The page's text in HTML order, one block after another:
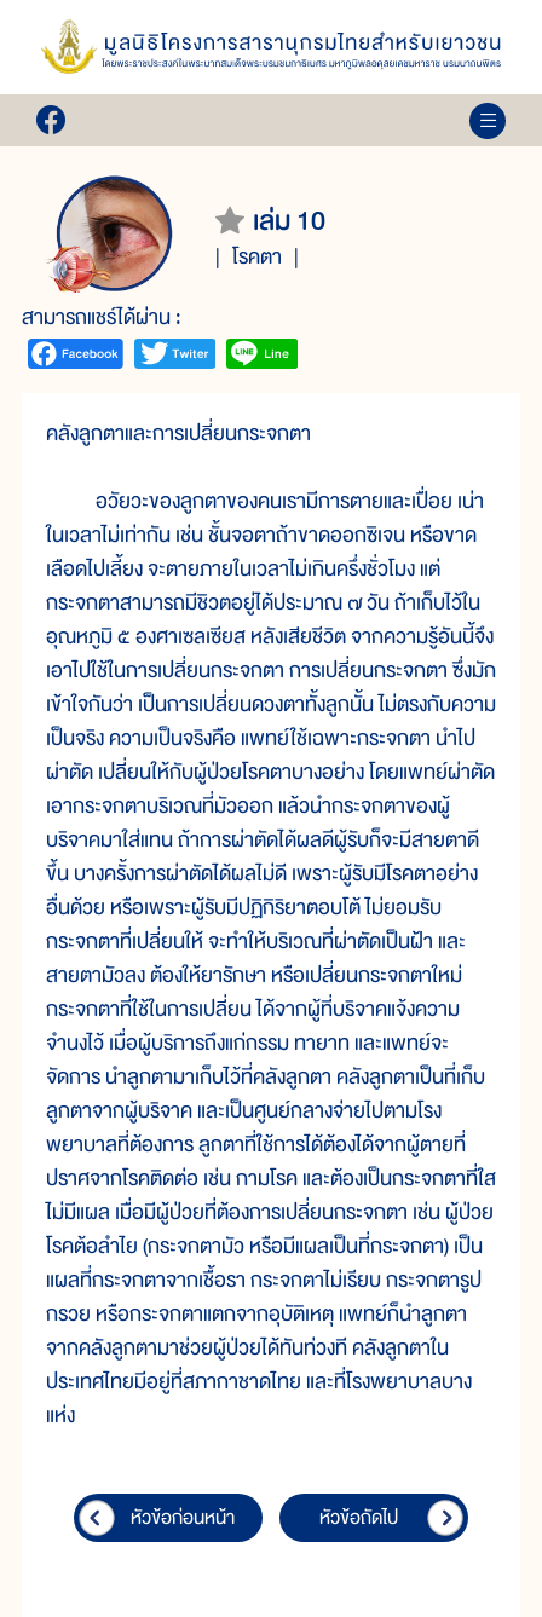
เล่ม 10
โรคตา
สามารถแชร์ได้ผ่าน :
คลังลูกตาและการเปลี่ยนกระจกตา
อวัยวะของลูกตาของคนเรามีการตายและเปื่อย เน่า
ในเวลาไม่เท่ากัน เช่น ชั้นจอตาถ้าขาดออกซิเจน หรือขาด
เลือดไปเลี้ยง จะตายภายในเวลาไม่เกินครึ่งชั่วโมง แต่
กระจกตาสามารถมีชิวตอยู่ได้ประมาณ ๗ วัน ถ้าเก็บไว้ใน
อุณหภูมิ ๕ องศาเซลเซียส หลังเสียชีวิต จากความรู้อันนี้จึง
เอาไปใช้ในการเปลี่ยนกระจกตา การเปลี่ยนกระจกตา ซึ่งมัก
เข้าใจกันว่า เป็นการเปลี่ยนดวงตาทั้งลูกนั้น ไม่ตรงกับความ
เป็นจริง ความเป็นจริงคือ แพทย์ใช้เฉพาะกระจกตา นำไป
ผ่าตัด เปลี่ยนให้กับผู้ป่วยโรคตาบางอย่าง โดยแพทย์ผ่าตัด
เอากระจกตาบริเวณที่มัวออก แล้วนำกระจกตาของผู้
บริจาคมาใส่แทน ถ้าการผ่าตัดได้ผลดีผู้รับก็จะมีสายตาดี
ขึ้น บางครั้งการผ่าตัดได้ผลไม่ดี เพราะผู้รับมีโรคตาอย่าง
อื่นด้วย หรือเพราะผู้รับมีปฏิกิริยาตอบโต้ ไม่ยอมรับ
กระจกตาที่เปลี่ยนให้ จะทำให้บริเวณที่ผ่าตัดเป็นฝ้า และ
สายตามัวลง ต้องให้ยารักษา หรือเปลี่ยนกระจกตาใหม่
กระจกตาที่ใช้ในการเปลี่ยน ได้จากผู้ที่บริจาคแจ้งความ
จำนงไว้ เมื่อผู้บริการถึงแก่กรรม ทายาท และแพทย์จะ
จัดการ นำลูกตามาเก็บไว้ที่คลังลูกตา คลังลูกตาเป็นที่เก็บ
ลูกตาจากผู้บริจาค และเป็นศูนย์กลางจ่ายไปตามโรง
พยาบาลที่ต้องการ ลูกตาที่ใช้การได้ต้องได้จากผู้ตายที่
ปราศจากโรคติดต่อ เช่น กามโรค และต้องเป็นกระจกตาที่ใส
ไม่มีแผล เมื่อมีผู้ป่วยที่ต้องการเปลี่ยนกระจกตา เช่น ผู้ป่วย
โรคต้อลำไย (กระจกตามัว หรือมีแผลเป็นที่กระจกตา) เป็น
แผลที่กระจกตาจากเชื้อรา กระจกตาไม่เรียบ กระจกตารูป
กรวย หรือกระจกตาแตกจากอุบัติเหตุ แพทย์ก็นำลูกตา
จากคลังลูกตามาช่วยผู้ป่วยได้ทันท่วงที คลังลูกตาใน
ประเทศไทยมีอยู่ที่สภากาชาดไทย และที่โรงพยาบาลบาง
แห่ง
หัวข้อก่อนหน้า หัวข้อถัดไป